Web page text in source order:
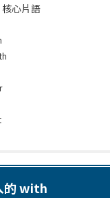
心片語
的 with